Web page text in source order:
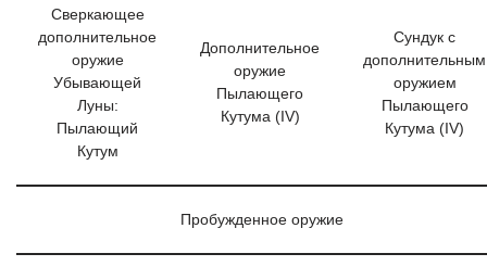
Сверкающее
дополнительное
оружие
Убывающей
Луны:
Пылающий
Кутум
Дополнительное
оружие
Пылающего
Кутума (IV)
Сундук с
дополнительным
оружием
Пылающего
Кутума (IV)
Пробужденное оружие